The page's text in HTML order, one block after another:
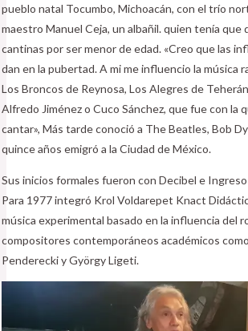
pueblo natal Tocumbo, Michoacán, con el trío
maestro Manuel Ceja, un albañil. quien tenía que
cantinas por ser menor de edad. «Creo que las
dan en la pubertad. A mi me influencio la música
Los Broncos de Reynosa, Los Alegres de
Alfredo Jiménez o Cuco Sánchez, que fue con la
cantar», Más tarde conoció a The Beatles, Bob
quince años emigró a la Ciudad de México.
Sus inicios formales fueron con Decibel e
Para 1977 integró Krol Voldarepet Knact
música experimental basado en la influencia del
compositores contemporáneos académicos
Penderecki y György Ligeti.